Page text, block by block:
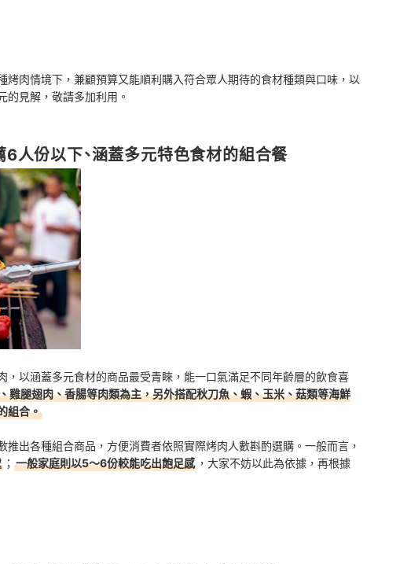
烤肉情境下，兼顧預算又能順利購入符合眾人期待的食材種類與口味，以
的見解，敬請多加利用。
6人份以下、涵蓋多元特色食材的組合餐
，以涵蓋多元食材的商品最受青睞，能一口氣滿足不同年齡層的飲食喜
雞腿翅肉、香腸等肉類為主，另外搭配秋刀魚、蝦、玉米、菇類等海鮮
組合。
出各種組合商品，方便消費者依照實際烤肉人數斟酌選購。一般而言，
； 一般家庭則以5～6份較能吃出飽足感 ，大家不妨以此為依據，再根據